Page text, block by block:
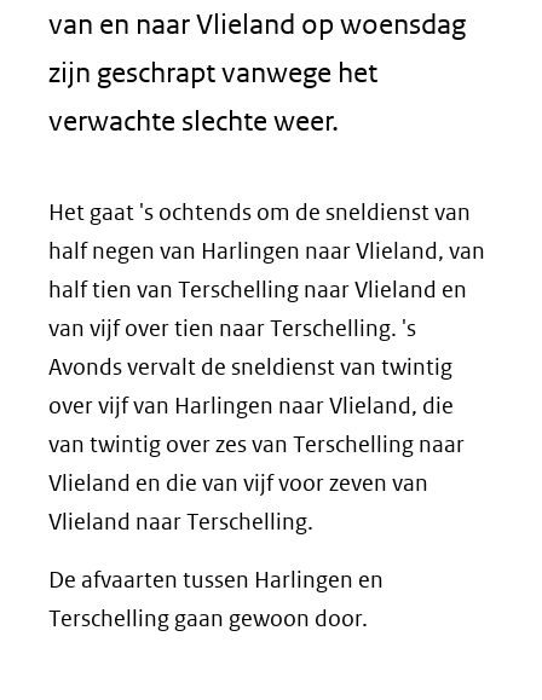
van en naar Vlieland op woensdag
zijn geschrapt vanwege het
verwachte slechte weer.
Het gaat 's ochtends om de sneldienst van
half negen van Harlingen naar Vlieland, van
half tien van Terschelling naar Vlieland en
van vijf over tien naar Terschelling. 's
Avonds vervalt de sneldienst van twintig
over vijf van Harlingen naar Vlieland, die
van twintig over zes van Terschelling naar
Vlieland en die van vijf voor zeven van
Vlieland naar Terschelling.
De afvaarten tussen Harlingen en
Terschelling gaan gewoon door.